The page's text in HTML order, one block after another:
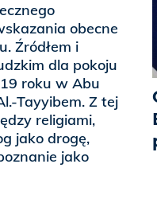
obecne
Źródłem i
dla pokoju
roku w Abu
Tayyibem. Z tej
religiami,
jako drogę,
jako